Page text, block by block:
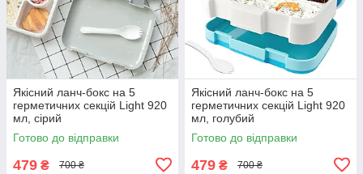
Якісний ланч-бокс на 5
герметичних секцій Light 920
мл, сірий
Готово до відправки
479 ₴ 700 ₴
Якісний ланч-бокс на 5
герметичних секцій Light 920
мл, голубий
Готово до відправки
479 ₴ 700 ₴